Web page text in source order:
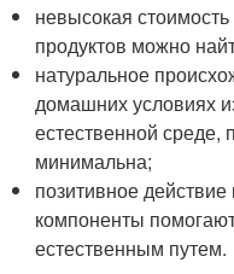
невысокая
продуктов можно
натуральное
домашних условиях
естественной среде,
минимальна;
позитивное
компоненты
естественным путем.